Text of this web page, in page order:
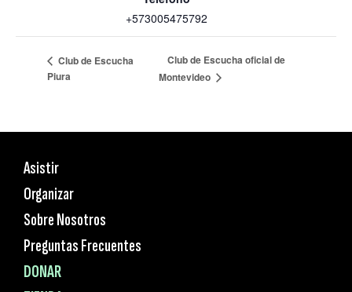
+573005475792
Club de Escucha
Piura
Club de Escucha oficial de
Montevideo
Asistir
Organizar
Sobre Nosotros
Preguntas Frecuentes
DONAR